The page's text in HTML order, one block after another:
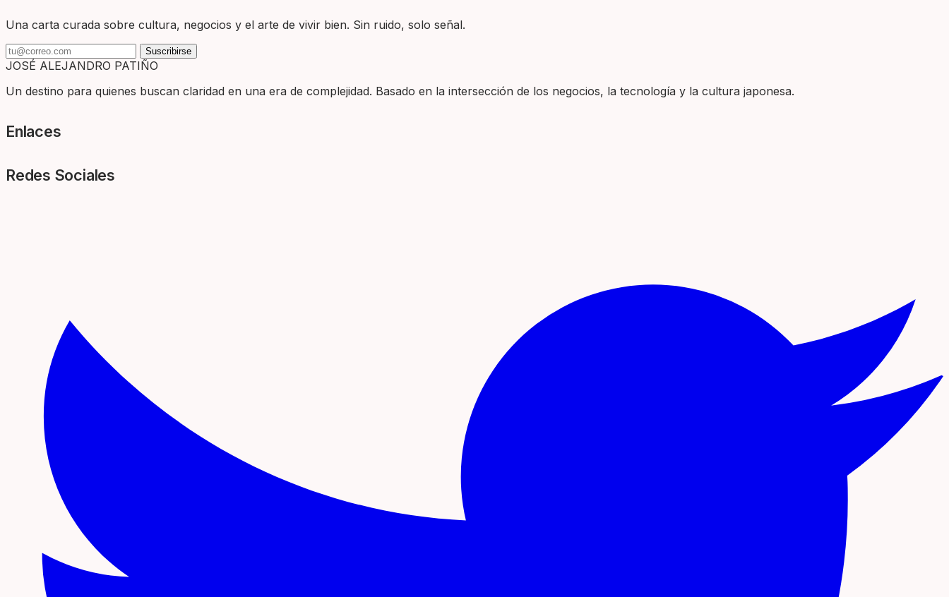
Una carta curada sobre cultura, negocios y el arte de vivir bien. Sin ruido, solo señal.
Suscribirse
JOSÉ ALEJANDRO PATIÑO
Un destino para quienes buscan claridad en una era de complejidad. Basado en la intersección de los negocios, la tecnología y la cultura japonesa.
Enlaces
Redes Sociales